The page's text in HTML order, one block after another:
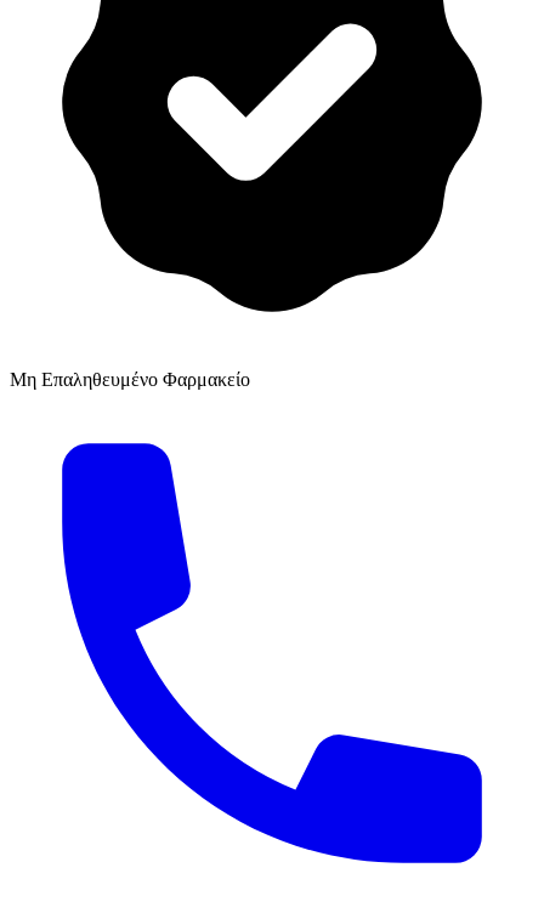
Μη Επαληθευμένο Φαρμακείο